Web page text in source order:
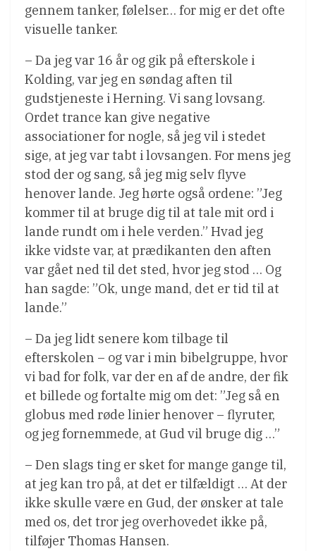
gennem tanker, følelser… for mig er det ofte
visuelle tanker.
– Da jeg var 16 år og gik på efterskole i
Kolding, var jeg en søndag aften til
gudstjeneste i Herning. Vi sang lovsang.
Ordet trance kan give negative
associationer for nogle, så jeg vil i stedet
sige, at jeg var tabt i lovsangen. For mens jeg
stod der og sang, så jeg mig selv flyve
henover lande. Jeg hørte også ordene: ”Jeg
kommer til at bruge dig til at tale mit ord i
lande rundt om i hele verden.” Hvad jeg
ikke vidste var, at prædikanten den aften
var gået ned til det sted, hvor jeg stod … Og
han sagde: ”Ok, unge mand, det er tid til at
lande.”
– Da jeg lidt senere kom tilbage til
efterskolen – og var i min bibelgruppe, hvor
vi bad for folk, var der en af de andre, der fik
et billede og fortalte mig om det: ”Jeg så en
globus med røde linier henover – flyruter,
og jeg fornemmede, at Gud vil bruge dig …”
– Den slags ting er sket for mange gange til,
at jeg kan tro på, at det er tilfældigt … At der
ikke skulle være en Gud, der ønsker at tale
med os, det tror jeg overhovedet ikke på,
tilføjer Thomas Hansen.